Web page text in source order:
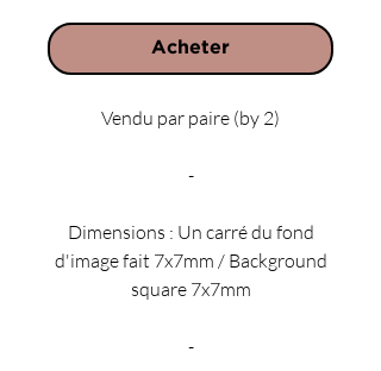
Acheter
Vendu par paire (by 2)
-
Dimensions : Un carré du fond
d'image fait 7x7mm / Background
square 7x7mm
-